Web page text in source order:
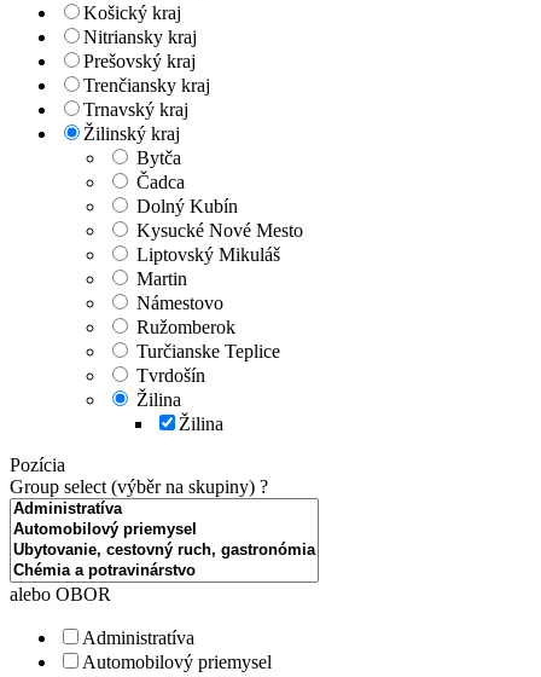
Košický kraj
Nitriansky kraj
Prešovský kraj
Trenčiansky kraj
Trnavský kraj
Žilinský kraj
Bytča
Čadca
Dolný Kubín
Kysucké Nové Mesto
Liptovský Mikuláš
Martin
Námestovo
Ružomberok
Turčianske Teplice
Tvrdošín
Žilina
Žilina
Pozícia
Group select (výběr na skupiny) ?
alebo OBOR
Administratíva
Automobilový priemysel